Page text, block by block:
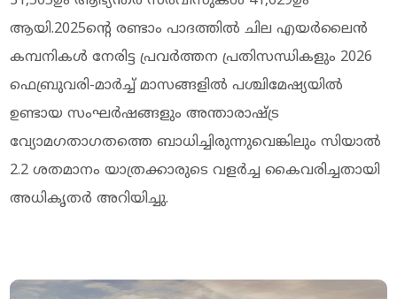
ആയി.2025ന്റെ രണ്ടാം പാദത്തിൽ ചില എയർലൈൻ
കമ്പനികൾ നേരിട്ട പ്രവർത്തന പ്രതിസന്ധികളും 2026
ഫെബ്രുവരി-മാർച്ച് മാസങ്ങളിൽ പശ്ചിമേഷ്യയിൽ
ഉണ്ടായ സംഘർഷങ്ങളും അന്താരാഷ്ട്ര
വ്യോമഗതാഗതത്തെ ബാധിച്ചിരുന്നുവെങ്കിലും സിയാൽ
2.2 ശതമാനം യാത്രക്കാരുടെ വളർച്ച കൈവരിച്ചതായി
അധികൃതർ അറിയിച്ചു.